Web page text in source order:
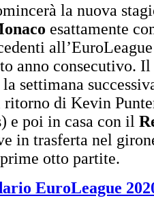
la nuova
esattamente
anno consecutivo.
settimana
di Kevin
e poi in casa con il
in trasferta nel
otto partite.
EuroLeague